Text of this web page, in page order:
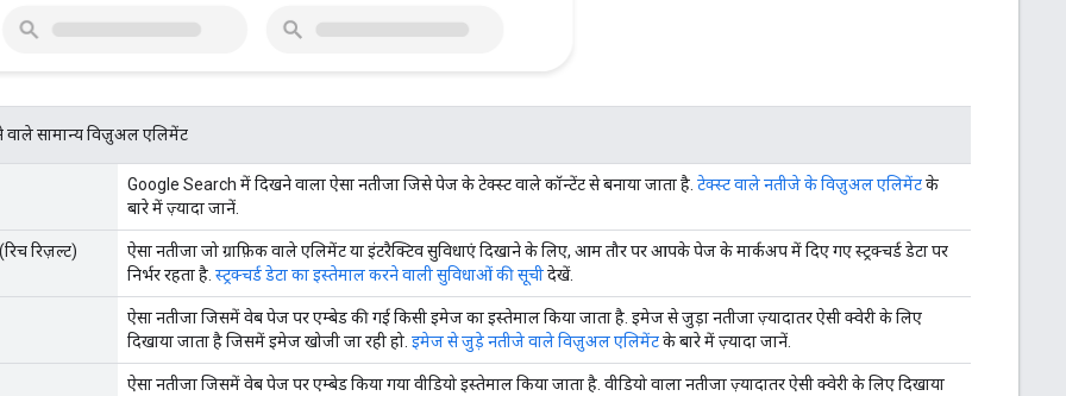
वाले सामान्य विज़ुअल एलिमेंट
Google Search में दिखने वाला ऐसा नतीजा जिसे पेज के टेक्स्ट वाले कॉन्टेंट से बनाया जाता है. टेक्स्ट वाले नतीजे के विज़ुअल एलिमेंटके
बारे में ज़्यादा जानें.
रिज़ल्ट)
ऐसा नतीजा जो ग्राफ़िक वाले एलिमेंट या इंटरैक्टिव सुविधाएं दिखाने के लिए, आम तौर पर आपके पेज के मार्कअप में दिए गए स्ट्रक्चर्ड डेटा पर
निर्भर रहता है. स्ट्रक्चर्ड डेटा का इस्तेमाल करने वाली सुविधाओं की सूचीदेखें.
ऐसा नतीजा जिसमें वेब पेज पर एम्बेड की गई किसी इमेज का इस्तेमाल किया जाता है. इमेज से जुड़ा नतीजा ज़्यादातर ऐसी क्वेरी के लिए
दिखाया जाता है जिसमें इमेज खोजी जा रही हो. इमेज से जुड़े नतीजे वाले विज़ुअल एलिमेंटके बारे में ज़्यादा जानें.
ऐसा नतीजा जिसमें वेब पेज पर एम्बेड किया गया वीडियो इस्तेमाल किया जाता है. वीडियो वाला नतीजा ज़्यादातर ऐसी क्वेरी के लिए दिखाया